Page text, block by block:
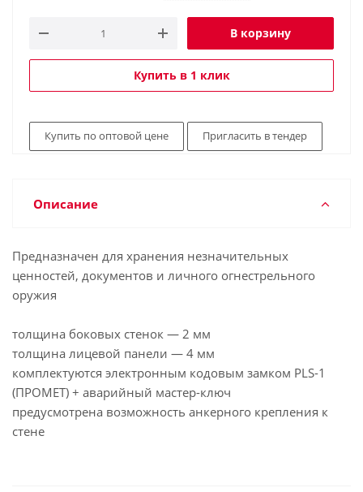
В корзину
Купить в 1 клик
Купить по оптовой цене Пригласить в тендер
Описание
Предназначен для хранения незначительных
ценностей, документов и личного огнестрельного
оружия
толщина боковых стенок — 2 мм
толщина лицевой панели — 4 мм
комплектуются электронным кодовым замком PLS-1
(ПРОМЕТ) + аварийный мастер-ключ
предусмотрена возможность анкерного крепления к
стене